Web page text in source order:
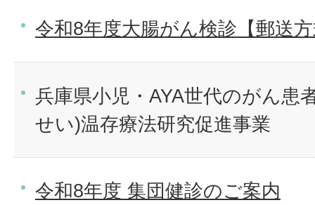
令和8年度大腸がん検診【郵送
兵庫県小児・AYA世代のがん患
せい)温存療法研究促進事業
令和8年度 集団健診のご案内